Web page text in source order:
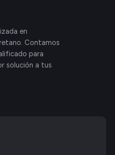
en
Contamos
para
solución a tus